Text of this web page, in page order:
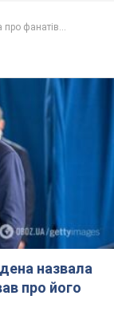
про фанатів...
назвала
про його